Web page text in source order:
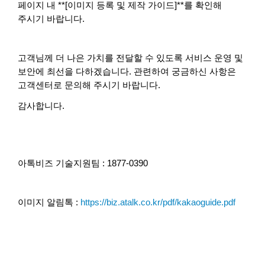
페이지 내 **[이미지 등록 및 제작 가이드]**를 확인해
주시기 바랍니다.
고객님께 더 나은 가치를 전달할 수 있도록 서비스 운영 및
보안에 최선을 다하겠습니다. 관련하여 궁금하신 사항은
고객센터로 문의해 주시기 바랍니다.
감사합니다.
아톡비즈 기술지원팀 : 1877-0390
이미지 알림톡 : https://biz.atalk.co.kr/pdf/kakaoguide.pdf